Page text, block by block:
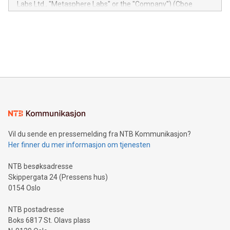
module, marketers can ask unlimited questions about their
Labs Ltd., "Metasphere Labs" or the "Company") (Cboe
mining.Energy Market Dynamics: Explore how Bitcoin mining
mining.Sound Money: Discover how tamper-proof currency
neutral payment systems support humanitarian
projects.Carbon Footprint: Compare Bitcoin's environmental
event and dive into the critical topics of Bitcoin
Vil du sende en pressemelding fra NTB Kommunikasjon?
Her finner du mer informasjon om tjenesten
NTB besøksadresse
Skippergata 24 (Pressens hus)
0154 Oslo
NTB postadresse
Boks 6817 St. Olavs plass